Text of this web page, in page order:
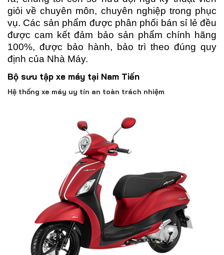
giỏi về chuyên môn, chuyên nghiệp trong phục
vụ. Các sản phẩm được phân phối bán sỉ lẻ đều
được cam kết đảm bảo sản phẩm chính hãng
100%, được bảo hành, bảo trì theo đúng quy
định của Nhà Máy.
Bộ sưu tập xe máy tại Nam Tiến
Hệ thống xe máy uy tín an toàn trách nhiệm